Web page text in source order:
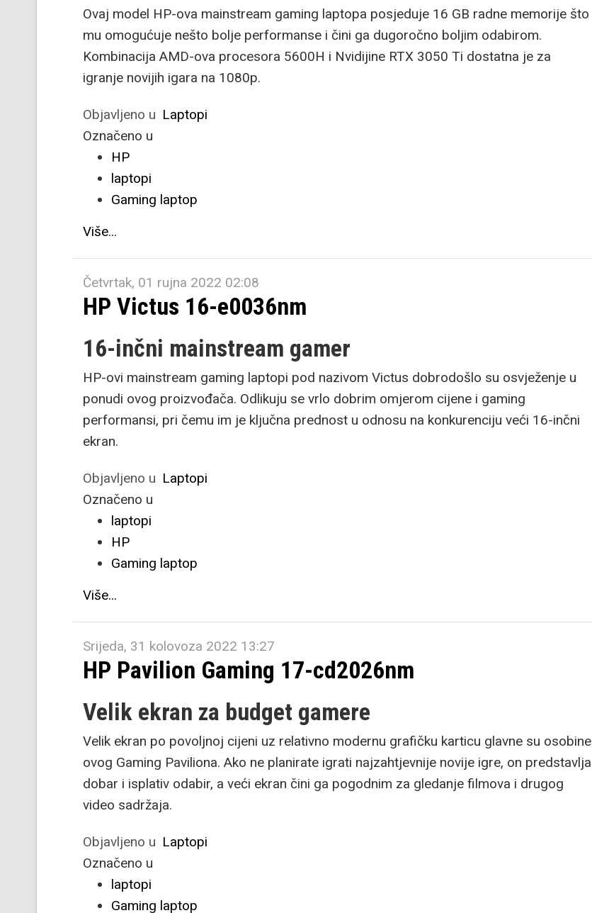
Ovaj model HP-ova mainstream gaming laptopa posjeduje 16 GB radne memorije što
mu omogućuje nešto bolje performanse i čini ga dugoročno boljim odabirom.
Kombinacija AMD-ova procesora 5600H i Nvidijine RTX 3050 Ti dostatna je za
igranje novijih igara na 1080p.
Objavljeno u Laptopi
Označeno u
HP
laptopi
Gaming laptop
Više...
Četvrtak, 01 rujna 2022 02:08
HP Victus 16-e0036nm
16-inčni mainstream gamer
HP-ovi mainstream gaming laptopi pod nazivom Victus dobrodošlo su osvježenje u
ponudi ovog proizvođača. Odlikuju se vrlo dobrim omjerom cijene i gaming
performansi, pri čemu im je ključna prednost u odnosu na konkurenciju veći 16-inčni
ekran.
Objavljeno u Laptopi
Označeno u
laptopi
HP
Gaming laptop
Više...
Srijeda, 31 kolovoza 2022 13:27
HP Pavilion Gaming 17-cd2026nm
Velik ekran za budget gamere
Velik ekran po povoljnoj cijeni uz relativno modernu grafičku karticu glavne su osobine
ovog Gaming Paviliona. Ako ne planirate igrati najzahtjevnije novije igre, on predstavlja
dobar i isplativ odabir, a veći ekran čini ga pogodnim za gledanje filmova i drugog
video sadržaja.
Objavljeno u Laptopi
Označeno u
laptopi
Gaming laptop